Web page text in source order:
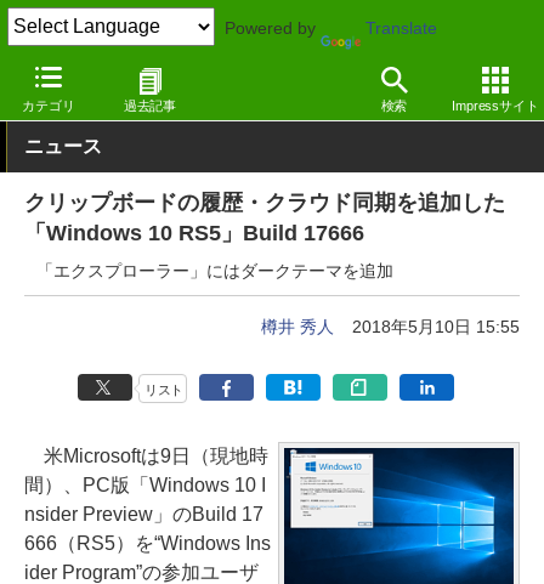
Powered by Translate
カテゴリ 過去記事 検索 Impressサイト
窓の杜 システム・ファイル Windows
ニュース
クリップボードの履歴・クラウド同期を追加した
「Windows 10 RS5」Build 17666
「エクスプローラー」にはダークテーマを追加
樽井 秀人 2018年5月10日 15:55
リスト
米Microsoftは9日（現地時
間）、PC版「Windows 10 I
nsider Preview」のBuild 17
666（RS5）を“Windows Ins
ider Program”の参加ユーザ